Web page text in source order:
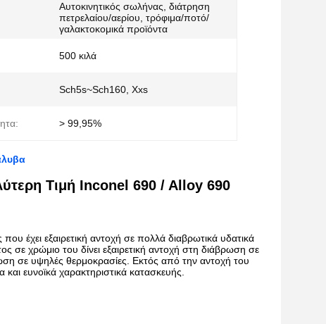
Αυτοκινητικός σωλήνας, διάτρηση
πετρελαίου/αερίου, τρόφιμα/ποτό/
γαλακτοκομικά προϊόντα
500 κιλά
Sch5s~Sch160, Xxs
> 99,95%
Τιμή Inconel 690 / Alloy 690
έχει εξαιρετική αντοχή σε πολλά διαβρωτικά υδατικά
σε χρώμιο του δίνει εξαιρετική αντοχή στη διάβρωση σε
σε υψηλές θερμοκρασίες. Εκτός από την αντοχή του
ευνοϊκά χαρακτηριστικά κατασκευής.